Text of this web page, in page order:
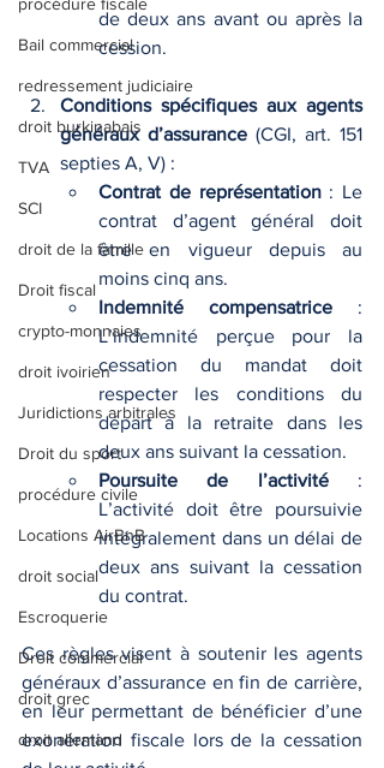
Bail commercial
redressement judiciaire
droit burkinabais
TVA
SCI
droit de la famille
Droit fiscal
crypto-monnaies
droit ivoirien
Juridictions arbitrales
Droit du sport
procédure civile
Locations AirBnB
droit social
Escroquerie
Droit commercial
droit grec
droit allemand
de deux ans avant ou après la
cession.
Conditions spécifiques aux agents
généraux d’assurance (CGI, art. 151
septies A, V) :
Contrat de représentation : Le
contrat d’agent général doit
être en vigueur depuis au
moins cinq ans.
Indemnité compensatrice :
L’indemnité perçue pour la
cessation du mandat doit
respecter les conditions du
départ à la retraite dans les
deux ans suivant la cessation.
Poursuite de l’activité :
L’activité doit être poursuivie
intégralement dans un délai de
deux ans suivant la cessation
du contrat.
Ces règles visent à soutenir les agents
généraux d’assurance en fin de carrière,
en leur permettant de bénéficier d’une
exonération fiscale lors de la cessation